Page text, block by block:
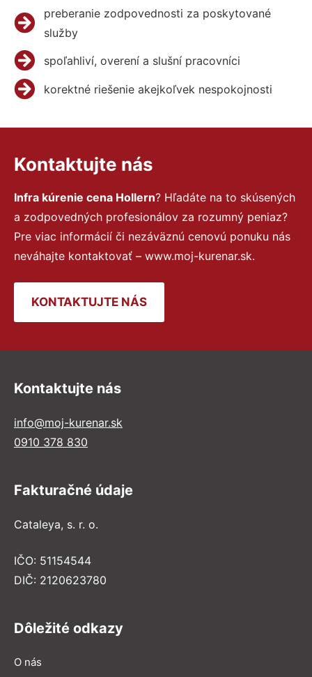
preberanie zodpovednosti za poskytované
služby
spoľahliví, overení a slušní pracovníci
korektné riešenie akejkoľvek nespokojnosti
Kontaktujte nás
Infra kúrenie cena Hollern? Hľadáte na to skúsených
a zodpovedných profesionálov za rozumný peniaz?
Pre viac informácií či nezáväznú cenovú ponuku nás
neváhajte kontaktovať – www.moj-kurenar.sk.
KONTAKTUJTE NÁS
Kontaktujte nás
info@moj-kurenar.sk
0910 378 830
Fakturačné údaje
Cataleya, s. r. o.
IČO: 51154544
DIČ: 2120623780
Dôležité odkazy
O nás